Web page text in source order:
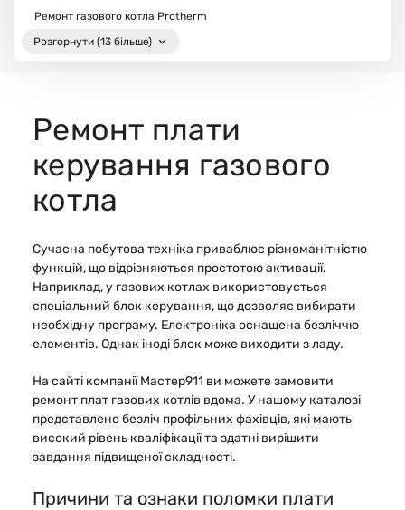
Ремонт плати
керування газового
котла
Сучасна побутова техніка приваблює різноманітністю
функцій, що відрізняються простотою активації.
Наприклад, у газових котлах використовується
спеціальний блок керування, що дозволяє вибирати
необхідну програму. Електроніка оснащена безліччю
елементів. Однак іноді блок може виходити з ладу.
На сайті компанії Мастер911 ви можете замовити
ремонт плат газових котлів вдома. У нашому каталозі
представлено безліч профільних фахівців, які мають
високий рівень кваліфікації та здатні вирішити
завдання підвищеної складності.
Причини та ознаки поломки плати
Ремонт газового котла Protherm
Розгорнути (13 більше)